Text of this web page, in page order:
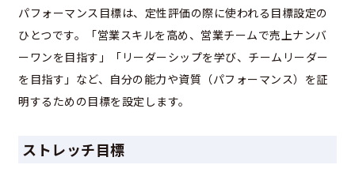
パフォーマンス目標は、定性評価の際に使われる目標設定の
ひとつです。「営業スキルを高め、営業チームで売上ナンバ
ーワンを目指す」「リーダーシップを学び、チームリーダー
を目指す」など、自分の能力や資質（パフォーマンス）を証
明するための目標を設定します。
ストレッチ目標